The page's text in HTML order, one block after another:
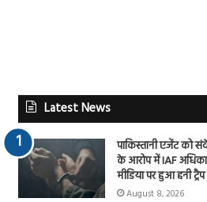
Latest News
पाकिस्तानी एजेंट को
के आरोप में IAF
मीडिया पर हुआ हनी
August 8, 2026